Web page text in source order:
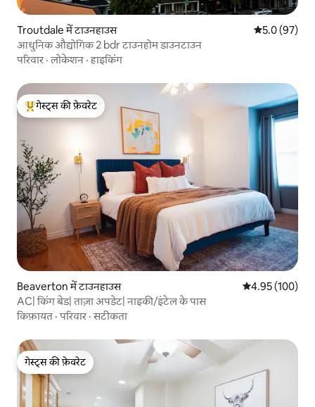
Troutdale में टाउनहाउस औसत रेटिंग 5
5.0 (97)
आधुनिक औद्योगिक 2 bdr टाउनहोम डाउनटाउन
परिवार ·लोकेशन ·हाइकिंग
गेस्ट्स का टॉप फ़ेवरेट
गेस्ट्स की फ़ेवरेट
Beaverton में टाउनहाउस औसत रेटिंग 5 में से
4.95 (100)
AC| किंग बेड| ताज़ा अपडेट| नाइकी/इंटेल के पास
किफ़ायत ·परिवार ·सटीकता
गेस्ट्स की फ़ेवरेट
गेस्ट्स की फ़ेवरेट